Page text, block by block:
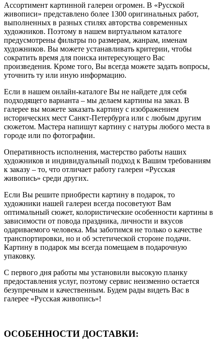
Ассортимент картинной галереи огромен. В «Русской
живописи» представлено более 1300 оригинальных работ,
выполненных в разных стилях авторства современных
художников. Поэтому в нашем виртуальном каталоге
предусмотрены фильтры по размерам, жанрам, именам
художников. Вы можете устанавливать критерии, чтобы
сократить время для поиска интересующего Вас
произведения. Кроме того, Вы всегда можете задать вопросы,
уточнить ту или иную информацию.
Если в нашем онлайн-каталоге Вы не найдете для себя
подходящего варианта – мы делаем картины на заказ. В
галерее вы можете заказать картину с изображением
исторических мест Санкт-Петербурга или с любым другим
сюжетом. Мастера напишут картину с натуры любого места в
городе или по фотографии.
Оперативность исполнения, мастерство работы наших
художников и индивидуальный подход к Вашим требованиям
к заказу – то, что отличает работу галереи «Русская
живопись» среди других.
Если Вы решите приобрести картину в подарок, то
художники нашей галереи всегда посоветуют Вам
оптимальный сюжет, колористические особенности картины в
зависимости от повода праздника, личности и вкусов
одариваемого человека. Мы заботимся не только о качестве
транспортировки, но и об эстетической стороне подачи.
Картину в подарок мы всегда помещаем в подарочную
упаковку.
С первого дня работы мы установили высокую планку
предоставления услуг, поэтому сервис неизменно остается
безупречным и качественным. Будем рады видеть Вас в
галерее «Русская живопись»!
ОСОБЕННОСТИ ДОСТАВКИ: